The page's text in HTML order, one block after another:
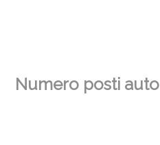
Numero posti auto